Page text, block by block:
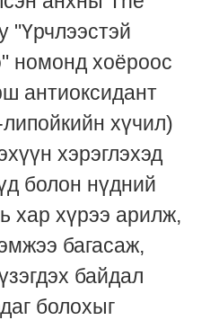
"Үрчлээстэй
номонд хоёроос
антиоксидант
хүчил)
хэрэглэхэд
болон нүдний
хар хүрээ арилж,
багасаж,
байдал
болохыг